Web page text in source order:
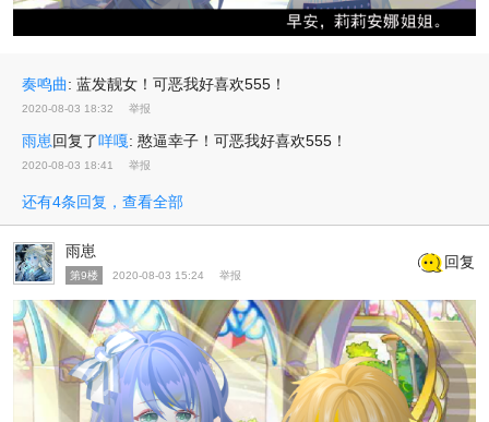
奏鸣曲: 蓝发靓女！可恶我好喜欢555！
2020-08-03 18:32 举报
雨崽回复了咩嘎: 憨逼幸子！可恶我好喜欢555！
2020-08-03 18:41 举报
还有4条回复，查看全部
雨崽
第9楼 2020-08-03 15:24 举报
回复